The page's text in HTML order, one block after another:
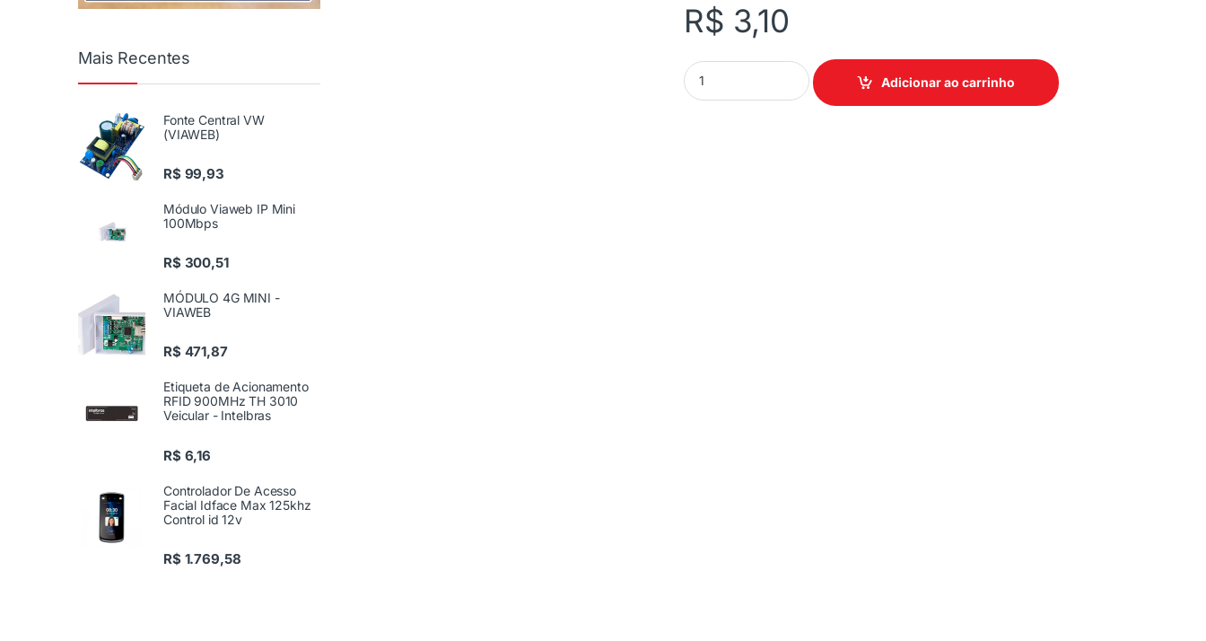
R$ 3,10
Adicionar ao carrinho
Mais Recentes
Fonte Central VW
(VIAWEB)
R$ 99,93
Módulo Viaweb IP Mini
100Mbps
R$ 300,51
MÓDULO 4G MINI -
VIAWEB
R$ 471,87
Etiqueta de Acionamento
RFID 900MHz TH 3010
Veicular - Intelbras
R$ 6,16
Controlador De Acesso
Facial Idface Max 125khz
Control id 12v
R$ 1.769,58